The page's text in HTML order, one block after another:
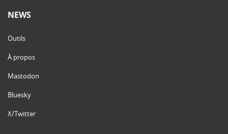
NEWS
Outils
À propos
Mastodon
Bluesky
X/Twitter